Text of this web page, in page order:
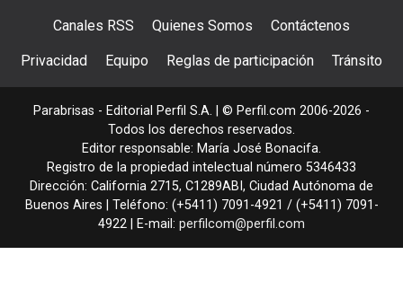
Canales RSS Quienes Somos Contáctenos
Privacidad Equipo Reglas de participación Tránsito
Parabrisas - Editorial Perfil S.A. | © Perfil.com 2006-2026 -
Todos los derechos reservados.
Editor responsable: María José Bonacifa.
Registro de la propiedad intelectual número 5346433
Dirección: California 2715, C1289ABI , Ciudad Autónoma de
Buenos Aires | Teléfono: (+5411) 7091-4921 / (+5411) 7091-
4922 | E-mail: perfilcom@perfil.com